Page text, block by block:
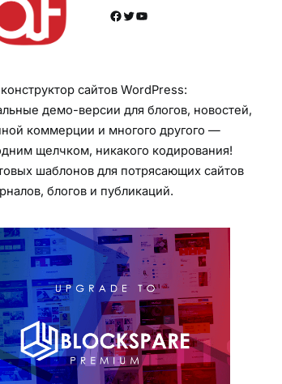
Facebook Twitter YouTube
сайтов WordPress:
демо-версии для блогов, новостей,
коммерции и многого другого —
щелчком, никакого кодирования!
шаблонов для потрясающих сайтов
блогов и публикаций.